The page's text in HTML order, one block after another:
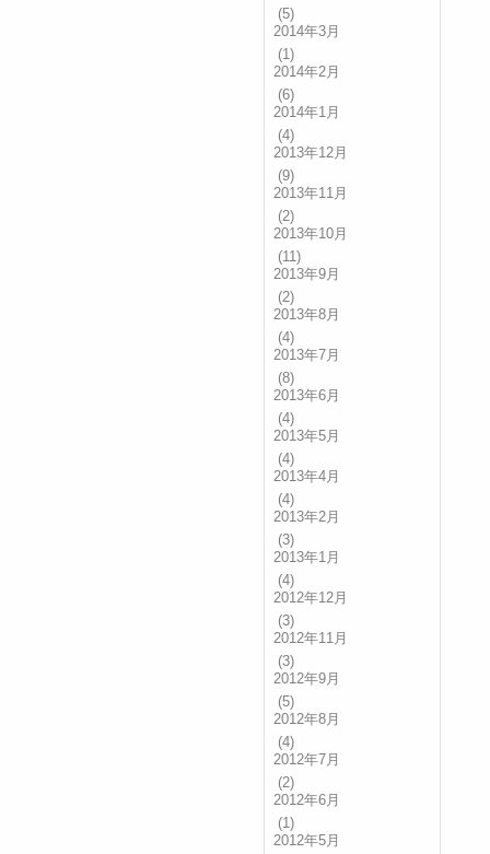
(5)
2014年3月
(1)
2014年2月
(6)
2014年1月
(4)
2013年12月
(9)
2013年11月
(2)
2013年10月
(11)
2013年9月
(2)
2013年8月
(4)
2013年7月
(8)
2013年6月
(4)
2013年5月
(4)
2013年4月
(4)
2013年2月
(3)
2013年1月
(4)
2012年12月
(3)
2012年11月
(3)
2012年9月
(5)
2012年8月
(4)
2012年7月
(2)
2012年6月
(1)
2012年5月